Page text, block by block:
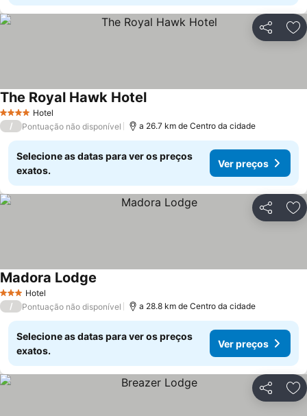
Partilhar
4 EstrelasHotel
The Royal Hawk Hotel
/ Pontuação não disponível a 26.7 km de Centro da cidade
Selecione as datas para ver os preços
exatos.
Ver preços
Partilhar
3 EstrelasHotel
Madora Lodge
/ Pontuação não disponível a 28.8 km de Centro da cidade
Selecione as datas para ver os preços
exatos.
Ver preços
Partilhar